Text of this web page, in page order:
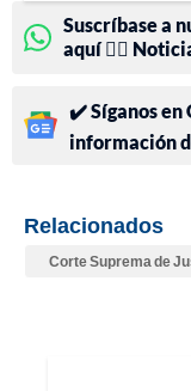
Suscríbase a
aquí 👉🏻
✔️ Síganos en
información
Relacionados
Corte Suprema de